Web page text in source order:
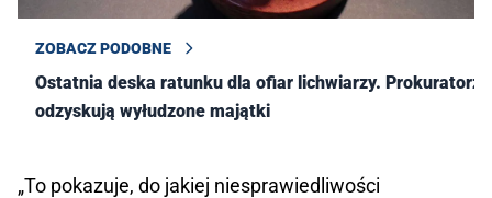
ZOBACZ PODOBNE
Ostatnia deska ratunku dla ofiar lichwiarzy. Prokuratorzy
odzyskują wyłudzone majątki
„To pokazuje, do jakiej niesprawiedliwości